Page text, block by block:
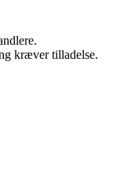
kræver tilladelse.